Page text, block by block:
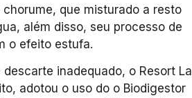
que misturado a resto
além disso, seu processo de
o efeito estufa.
inadequado, o Resort La
adotou o uso do o Biodigestor